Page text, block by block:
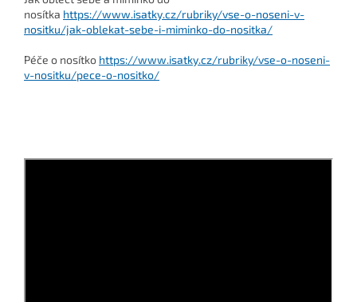
nosítka https://www.isatky.cz/rubriky/vse-o-noseni-v-
nositku/jak-oblekat-sebe-i-miminko-do-nositka/
Péče o nosítko https://www.isatky.cz/rubriky/vse-o-noseni-
v-nositku/pece-o-nositko/